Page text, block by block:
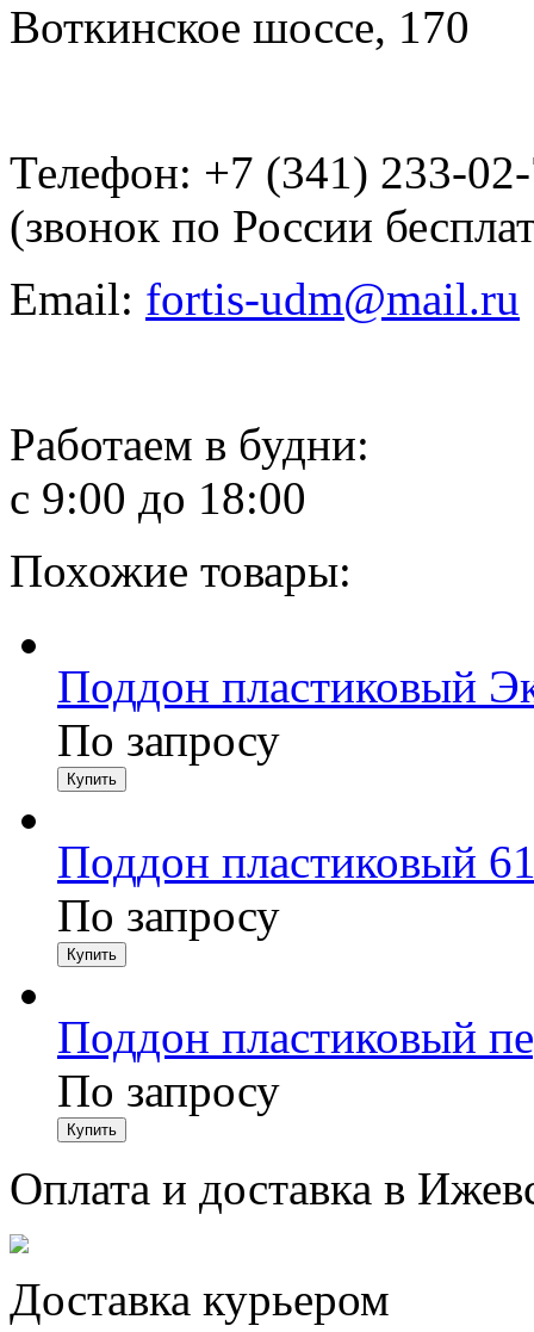
Воткинское шоссе, 170
Телефон: +7 (341) 233-
(звонок по России
Email: fortis-udm@mail.ru
Работаем в будни:
с 9:00 до 18:00
Похожие товары:
Поддон пластиковый
По запросу
Поддон пластиковый
По запросу
Поддон пластиковый
По запросу
Оплата и доставка в
Доставка курьером